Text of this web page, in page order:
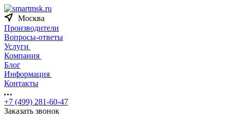
Москва
Производители
Вопросы-ответы
Услуги
Компания
Блог
Информация
Контакты
+7 (499) 281-60-47
Заказать звонок